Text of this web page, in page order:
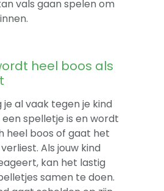
vals gaan spelen om
heel boos als
je al vaak tegen je kind
spelletje is en wordt
heel boos of gaat het
Als jouw kind
kan het lastig
samen te doen.